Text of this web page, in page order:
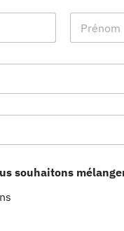
souhaitons